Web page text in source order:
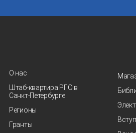
О нас
Штаб-квартира РГО в
Санкт‑Петербурге
Регионы
Гранты